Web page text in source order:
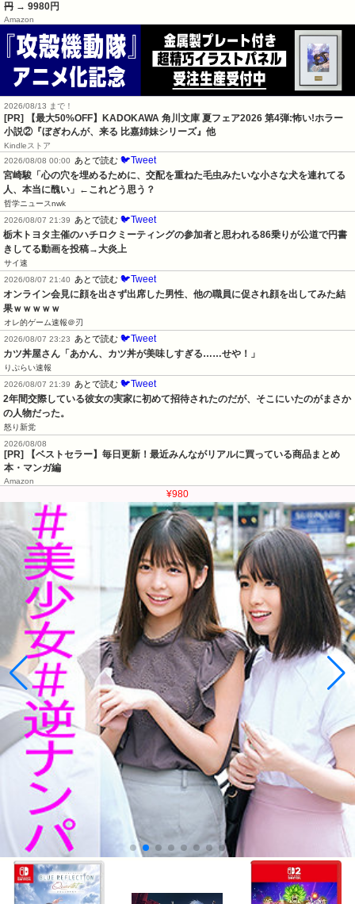
円 → 9980円
Amazon
2026/08/13 まで！
[PR] 【最大50%OFF】KADOKAWA 角川文庫 夏フェア2026 第4弾:怖い!ホラー
小説②『ぼぎわんが、来る 比嘉姉妹シリーズ』他
Kindleストア
2026/08/08 00:00
あとで読む 🐦Tweet
宮崎駿「心の穴を埋めるために、交配を重ねた毛虫みたいな小さな犬を連れてる
人、本当に醜い」←これどう思う？
哲学ニュースnwk
2026/08/07 21:39
あとで読む 🐦Tweet
栃木トヨタ主催のハチロクミーティングの参加者と思われる86乗りが公道で円書
きしてる動画を投稿→大炎上
サイ速
2026/08/07 21:40
あとで読む 🐦Tweet
オンライン会見に顔を出さず出席した男性、他の職員に促され顔を出してみた結
果ｗｗｗｗｗ
オレ的ゲーム速報＠刃
2026/08/07 23:23
あとで読む 🐦Tweet
カツ丼屋さん「あかん、カツ丼が美味しすぎる……せや！」
りぷらい速報
2026/08/07 21:39
あとで読む 🐦Tweet
2年間交際している彼女の実家に初めて招待されたのだが、そこにいたのがまさか
の人物だった。
怒り新党
2026/08/08
[PR] 【ベストセラー】毎日更新！最近みんながリアルに買っている商品まとめ
本・マンガ編
Amazon
¥980